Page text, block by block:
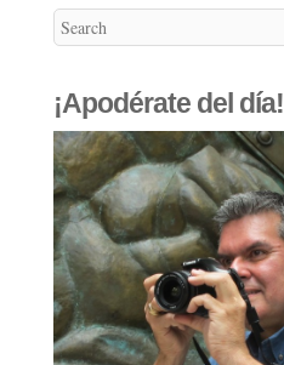
¡Apodérate del día!